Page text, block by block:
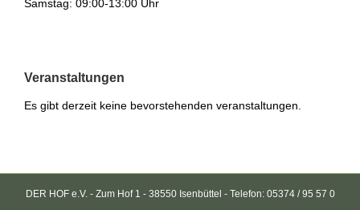
Samstag: 09:00-13:00 Uhr
Veranstaltungen
Es gibt derzeit keine bevorstehenden veranstaltungen.
DER HOF e.V. - Zum Hof 1 - 38550 Isenbüttel - Telefon: 05374 / 95 57 0